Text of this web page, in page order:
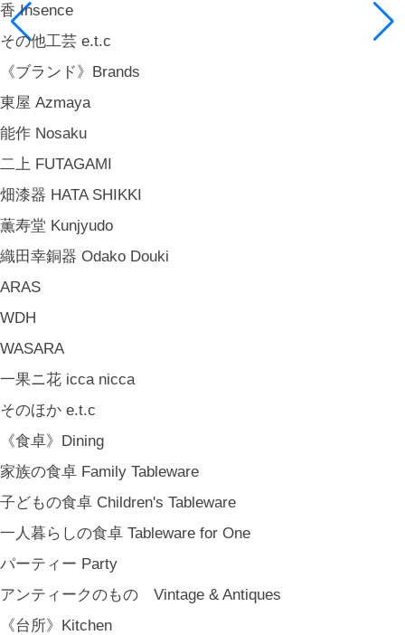
香 Insence
その他工芸 e.t.c
《ブランド》Brands
東屋 Azmaya
能作 Nosaku
二上 FUTAGAMI
畑漆器 HATA SHIKKI
薫寿堂 Kunjyudo
織田幸銅器 Odako Douki
ARAS
WDH
WASARA
一果ニ花 icca nicca
そのほか e.t.c
《食卓》Dining
家族の食卓 Family Tableware
子どもの食卓 Children's Tableware
一人暮らしの食卓 Tableware for One
パーティー Party
アンティークのもの Vintage & Antiques
《台所》Kitchen